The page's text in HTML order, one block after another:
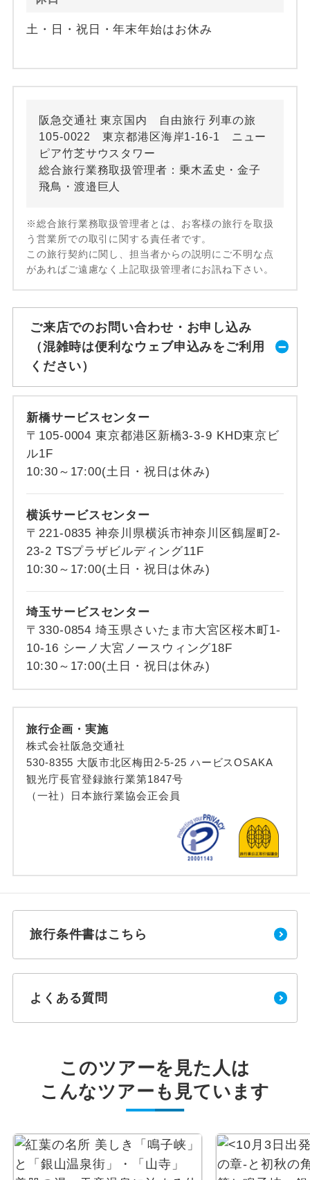
土・日・祝日・年末年始はお休み
阪急交通社 東京国内 自由旅行 列車の旅
105-0022 東京都港区海岸1-16-1 ニュー
ピア竹芝サウスタワー
総合旅行業務取扱管理者：乗木孟史・金子
飛鳥・渡邉巨人
※総合旅行業務取扱管理者とは、お客様の旅行を取扱
う営業所での取引に関する責任者です。
この旅行契約に関し、担当者からの説明にご不明な点
があればご遠慮なく上記取扱管理者にお訊ね下さい。
ご来店でのお問い合わせ・お申し込み
（混雑時は便利なウェブ申込みをご利用
ください）
新橋サービスセンター
〒105-0004 東京都港区新橋3-3-9 KHD東京ビ
ル1F
10:30～17:00(土日・祝日は休み)
横浜サービスセンター
〒221-0835 神奈川県横浜市神奈川区鶴屋町2-
23-2 TSプラザビルディング11F
10:30～17:00(土日・祝日は休み)
埼玉サービスセンター
〒330-0854 埼玉県さいたま市大宮区桜木町1-
10-16 シーノ大宮ノースウィング18F
10:30～17:00(土日・祝日は休み)
旅行企画・実施
株式会社阪急交通社
530-8355 大阪市北区梅田2-5-25 ハービスOSAKA
観光庁長官登録旅行業第1847号
（一社）日本旅行業協会正会員
旅行条件書はこちら
よくある質問
このツアーを見た人は
こんなツアーも見ています